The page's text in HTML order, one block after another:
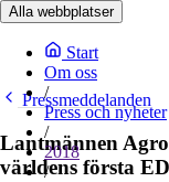
Alla webbplatser
Start
Om oss
/
Press och nyheter
/
2018
/
Pressmeddelanden
Lantmännen
världens första